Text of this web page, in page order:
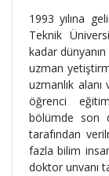
1993 yılına
Teknik
kadar
uzman
uzmanlık
öğrenci
bölümde son
tarafından
fazla bilim
doktor unvanı